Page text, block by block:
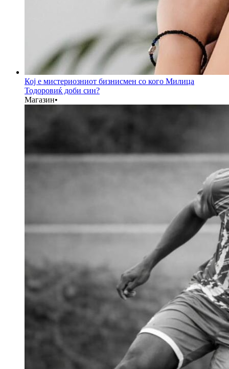
Кој е мистериозниот бизнисмен со кого Милица
Тодоровиќ доби син?
Магазин•